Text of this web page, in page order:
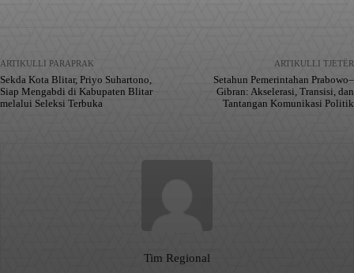
ARTIKULLI PARAPRAK
Sekda Kota Blitar, Priyo Suhartono,
Siap Mengabdi di Kabupaten Blitar
melalui Seleksi Terbuka
ARTIKULLI TJETËR
Setahun Pemerintahan Prabowo–
Gibran: Akselerasi, Transisi, dan
Tantangan Komunikasi Politik
Tim Regional